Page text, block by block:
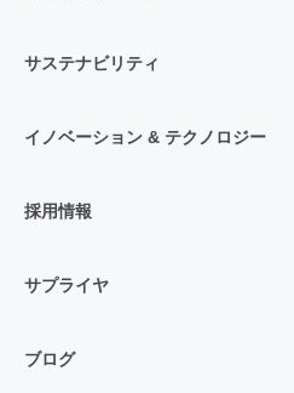
サステナビリティ
イノベーション & テクノロジー
採用情報
サプライヤ
ブログ